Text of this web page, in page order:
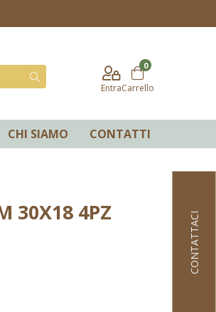
Entra
0
Carrello
CHI SIAMO CONTATTI
30X18 4PZ CONTATTACI